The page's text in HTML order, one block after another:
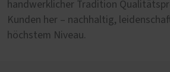
handwerklicher Tradition
Kunden her – nachhaltig,
höchstem Niveau.